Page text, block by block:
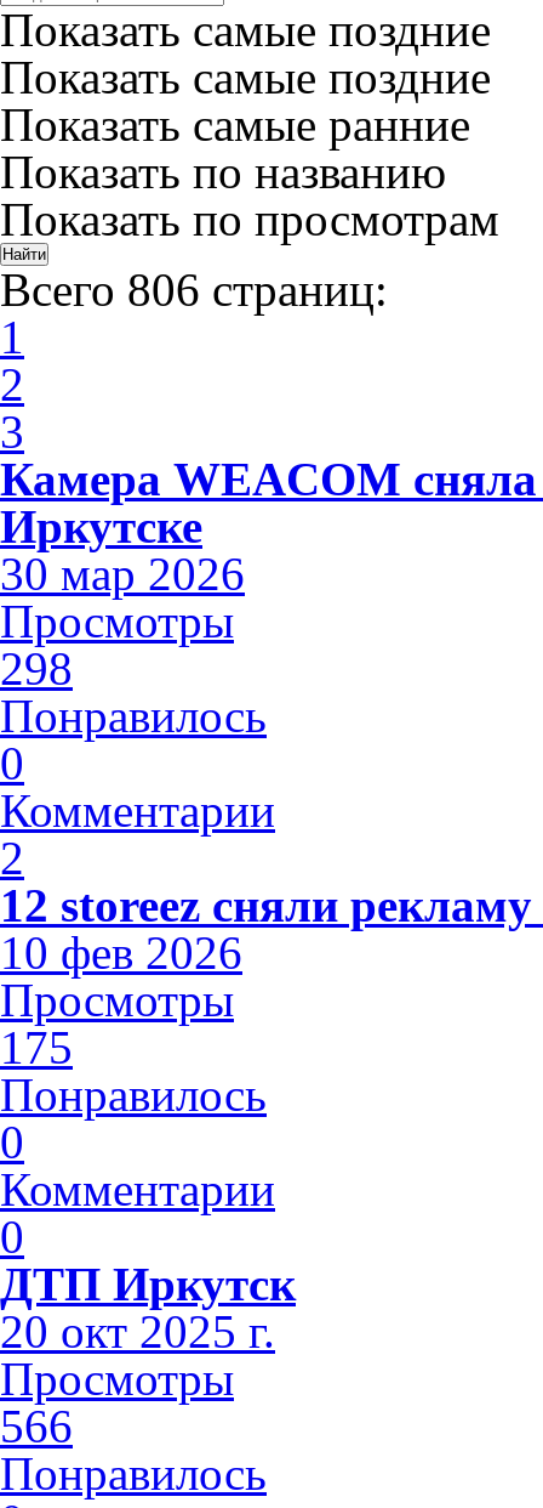
Показать самые поздние
Показать самые поздние
Показать самые ранние
Показать по названию
Показать по просмотрам
Всего 806 страниц:
1
2
3
Камера WEACOM
Иркутске
30 мар 2026
Просмотры
298
Понравилось
0
Комментарии
2
12 storeez сняли
10 фев 2026
Просмотры
175
Понравилось
0
Комментарии
0
ДТП Иркутск
20 окт 2025 г.
Просмотры
566
Понравилось